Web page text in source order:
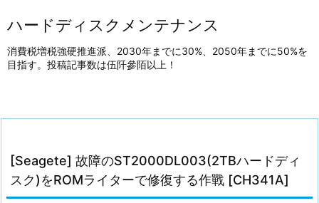
ハードディスクメンテナンス
消費税増税強硬推進派、2030年までに30%、2050年までに50%を
目指す。投稿記事数は伍阡參陌以上！
[Seagete] 故障のST2000DL003(2TBハードディ
スク)をROMライターで修復する作戰 [CH341A]